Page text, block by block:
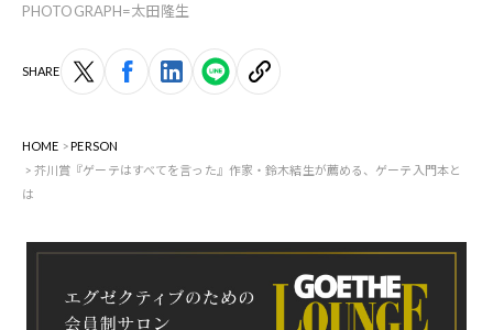
PHOTOGRAPH=太田隆生
SHARE
HOME
PERSON
芥川賞『ゲーテはすべてを言った』作家・鈴木結生が薦める、ゲーテ入門本と
は